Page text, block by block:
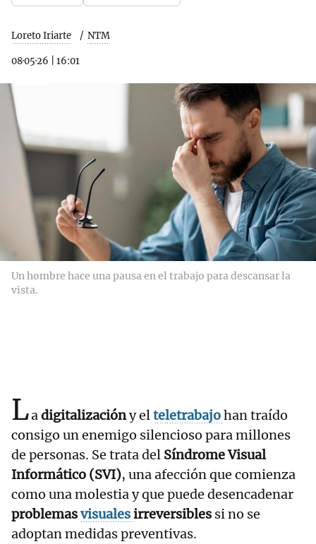
Loreto Iriarte NTM
08·05·26 16:01
Un hombre hace una pausa en el trabajo para descansar la
vista.
Ladigitalizacióny elteletrabajohan traído
consigo un enemigo silencioso para millones
de personas. Se trata del Síndrome Visual
Informático (SVI), una afección que comienza
como una molestia y que puede desencadenar
problemasvisualesirreversibles si no se
adoptan medidas preventivas.